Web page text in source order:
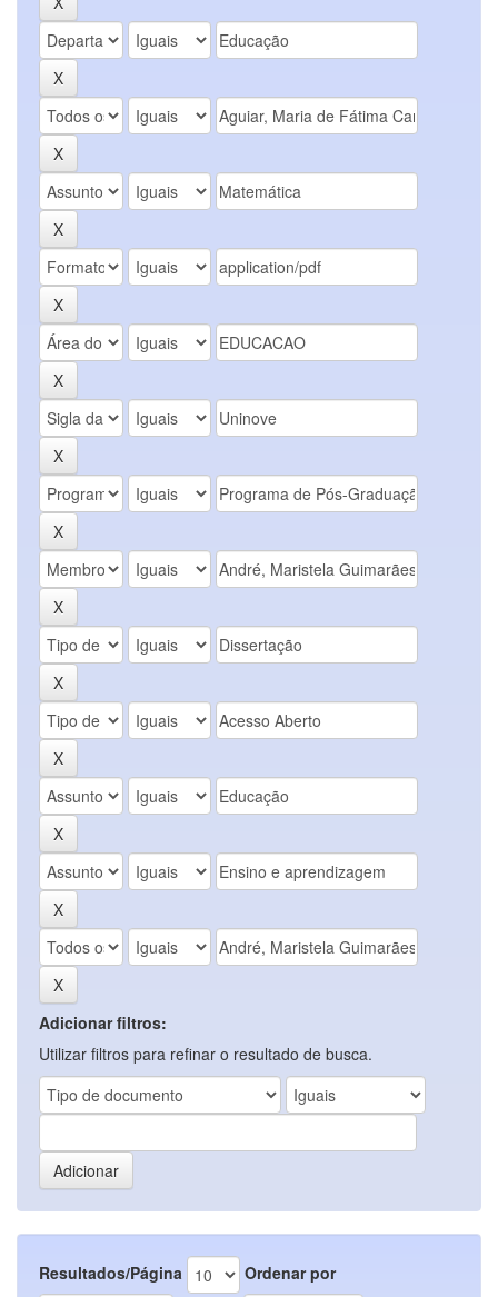
Adicionar filtros:
Utilizar filtros para refinar o resultado de busca.
Resultados/Página Ordenar por